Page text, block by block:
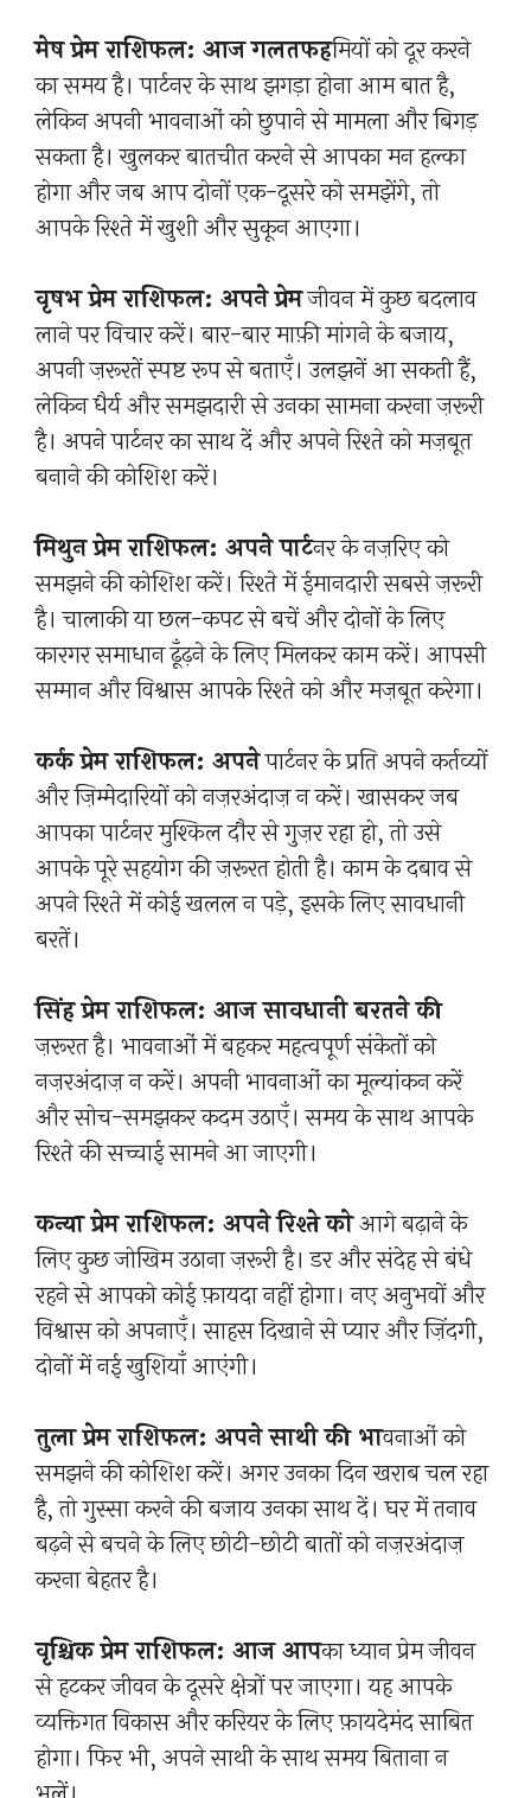
मेष प्रेम राशिफल: आज गलतफहमियों को दूर करने
का समय है। पार्टनर के साथ झगड़ा होना आम बात है,
लेकिन अपनी भावनाओं को छुपाने से मामला और बिगड़
सकता है। खुलकर बातचीत करने से आपका मन हल्का
होगा और जब आप दोनों एक-दूसरे को समझेंगे, तो
आपके रिश्ते में खुशी और सुकून आएगा।
वृषभ प्रेम राशिफल: अपने प्रेमजीवन में कुछ बदलाव
लाने पर विचार करें। बार-बार माफ़ी मांगने के बजाय,
अपनी ज़रूरतें स्पष्ट रूप से बताएँ। उलझनें आ सकती हैं,
लेकिन धैर्य और समझदारी से उनका सामना करना ज़रूरी
है। अपने पार्टनर का साथ दें और अपने रिश्ते को मज़बूत
बनाने की कोशिश करें।
मिथुन प्रेम राशिफल: अपने पार्टनर के नज़रिए को
समझने की कोशिश करें। रिश्ते में ईमानदारी सबसे ज़रूरी
है। चालाकी या छल-कपट से बचें और दोनों के लिए
कारगर समाधान ढूँढ़ने के लिए मिलकर काम करें। आपसी
सम्मान और विश्वास आपके रिश्ते को और मज़बूत करेगा।
कर्क प्रेम राशिफल: अपनेपार्टनर के प्रति अपने कर्तव्यों
और ज़िम्मेदारियों को नज़रअंदाज़ न करें। खासकर जब
आपका पार्टनर मुश्किल दौर से गुज़र रहा हो, तो उसे
आपके पूरे सहयोग की ज़रूरत होती है। काम के दबाव से
अपने रिश्ते में कोई खलल न पड़े, इसके लिए सावधानी
बरतें।
सिंह प्रेम राशिफल: आज सावधानी बरतने की
ज़रूरत है। भावनाओं में बहकर महत्वपूर्ण संकेतों को
नज़रअंदाज़ न करें। अपनी भावनाओं का मूल्यांकन करें
और सोच-समझकर कदम उठाएँ। समय के साथ आपके
रिश्ते की सच्चाई सामने आ जाएगी।
कन्या प्रेम राशिफल: अपने रिश्ते कोआगे बढ़ाने के
लिए कुछ जोखिम उठाना ज़रूरी है। डर और संदेह से बंधे
रहने से आपको कोई फ़ायदा नहीं होगा। नए अनुभवों और
विश्वास को अपनाएँ। साहस दिखाने से प्यार और ज़िंदगी,
दोनों में नई खुशियाँ आएंगी।
तुला प्रेम राशिफल: अपने साथी की भावनाओं को
समझने की कोशिश करें। अगर उनका दिन खराब चल रहा
है, तो गुस्सा करने की बजाय उनका साथ दें। घर में तनाव
बढ़ने से बचने के लिए छोटी-छोटी बातों को नज़रअंदाज़
करना बेहतर है।
वृश्चिक प्रेम राशिफल: आज आपका ध्यान प्रेम जीवन
से हटकर जीवन के दूसरे क्षेत्रों पर जाएगा। यह आपके
व्यक्तिगत विकास और करियर के लिए फ़ायदेमंद साबित
होगा। फिर भी, अपने साथी के साथ समय बिताना न